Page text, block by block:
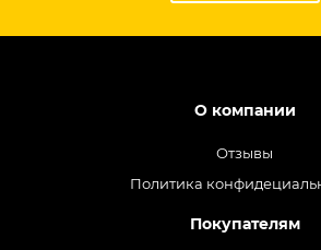
О компании
Отзывы
Политика
Покупателям